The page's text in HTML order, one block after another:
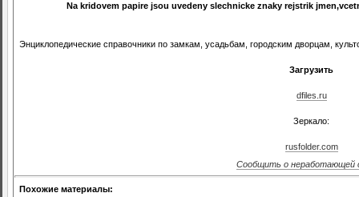
Na kridovem papire jsou uvedeny slechnicke znaky rejstrik
Энциклопедические справочники по замкам, усадьбам, городским дворцам,
Загрузить
dfiles.ru
Зеркало:
rusfolder.com
Сообщить о неработающей
Похожие материалы: